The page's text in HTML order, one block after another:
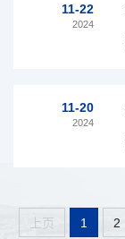
11-22
2024
11-20
2024
上页 1 2